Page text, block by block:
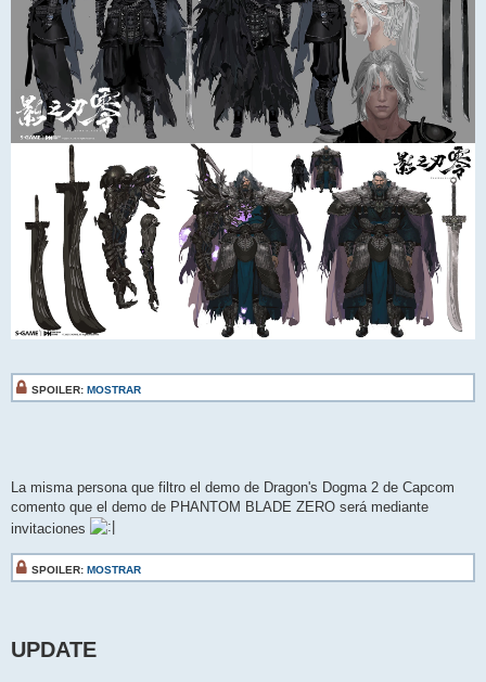
SPOILER: MOSTRAR
La misma persona que filtro el demo de Dragon's Dogma 2 de Capcom
comento que el demo de PHANTOM BLADE ZERO será mediante
invitaciones
SPOILER: MOSTRAR
UPDATE